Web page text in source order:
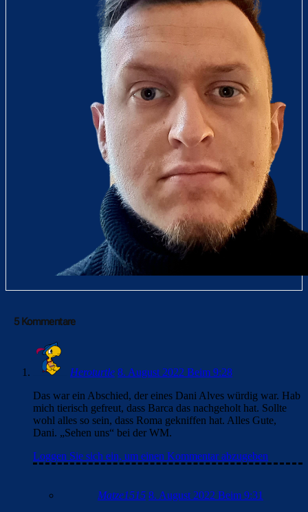
5 Kommentare
Heroturtle 8. August 2022 Beim 9:28
Das war ein Abschied, der eines Dani Alves würdig war. Hab
mich tierisch gefreut, dass Barca das nachgeholt hat. Sollte
wohl alles so sein, dass Roma gekniffen hat. Alles Gute,
Dani. „Sehen uns“ bei der WM.
Loggen Sie sich ein, um einen Kommentar abzugeben
Matze1515 8. August 2022 Beim 9:31